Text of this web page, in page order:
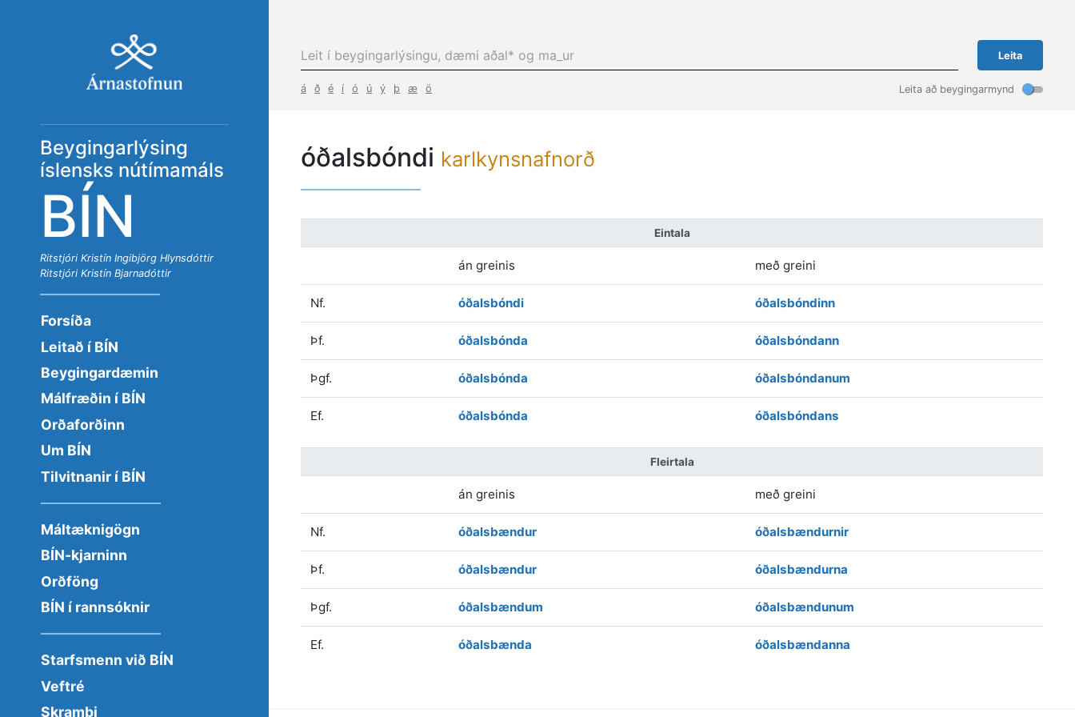
Beygingarlýsing
íslensks nútímamáls
BÍN
Ritstjóri Kristín Ingibjörg Hlynsdóttir
Ritstjóri Kristín Bjarnadóttir
Forsíða
Leitað í BÍN
Beygingardæmin
Málfræðin í BÍN
Orðaforðinn
Um BÍN
Tilvitnanir í BÍN
Máltæknigögn
BÍN-kjarninn
Orðföng
BÍN í rannsóknir
Starfsmenn við BÍN
Veftré
Skrambi
Leita
á ð é í ó ú ý þ æ ö Leita að beygingarmynd
óðalsbóndi karlkynsnafnorð
Eintala
án greinis með greini
Nf. óðalsbóndi óðalsbóndinn
Þf. óðalsbónda óðalsbóndann
Þgf. óðalsbónda óðalsbóndanum
Ef. óðalsbónda óðalsbóndans
Fleirtala
án greinis með greini
Nf. óðalsbændur óðalsbændurnir
Þf. óðalsbændur óðalsbændurna
Þgf. óðalsbændum óðalsbændunum
Ef. óðalsbænda óðalsbændanna